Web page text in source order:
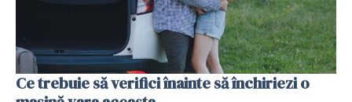
Ce trebuie să verifici înainte să închiriezi o